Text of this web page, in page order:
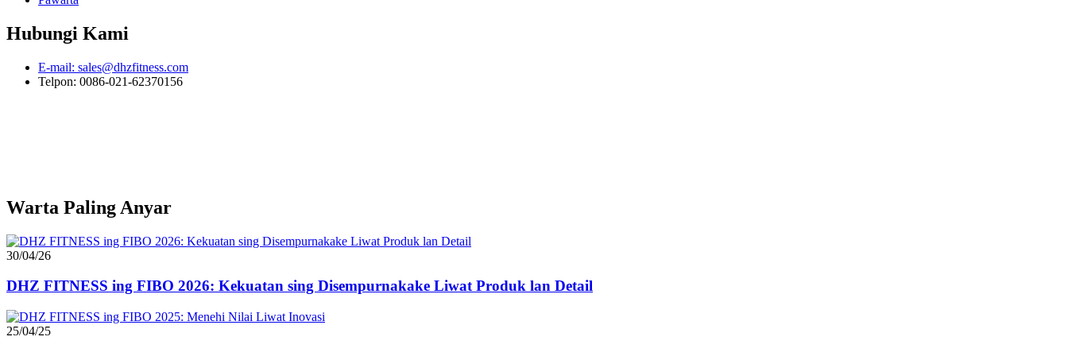
Hubungi Kami
E-mail: sales@dhzfitness.com
Telpon: 0086-021-62370156
Warta Paling Anyar
30/04/26
DHZ FITNESS ing FIBO 2026: Kekuatan sing Disempurnakake Liwat Produk lan Detail
25/04/25